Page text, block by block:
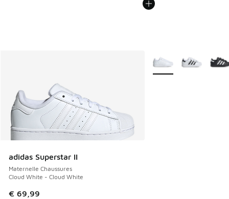
adidas Superstar II
Maternelle Chaussures
Cloud White - Cloud White
€ 69,99
Plus de couleurs